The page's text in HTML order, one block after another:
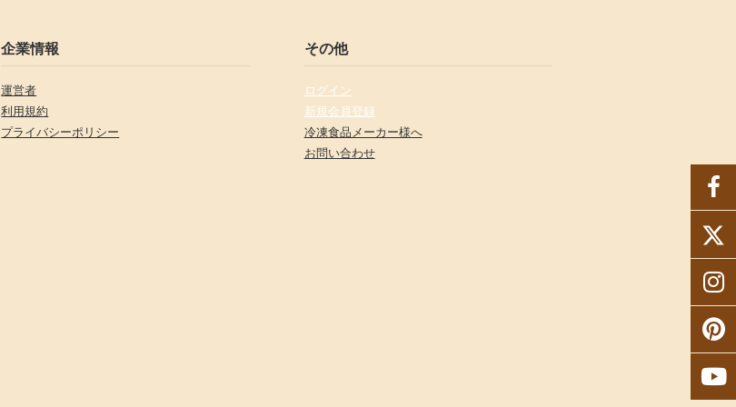
企業情報
運営者
利用規約
プライバシーポリシー
その他
ログイン
新規会員登録
冷凍食品メーカー様へ
お問い合わせ